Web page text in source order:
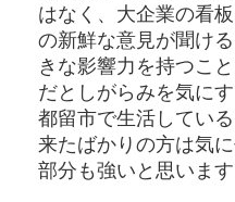
はなく、大企業の看
の新鮮な意見が聞け
きな影響力を持つこ
だとしがらみを気に
都留市で生活してい
来たばかりの方は気
部分も強いと思います